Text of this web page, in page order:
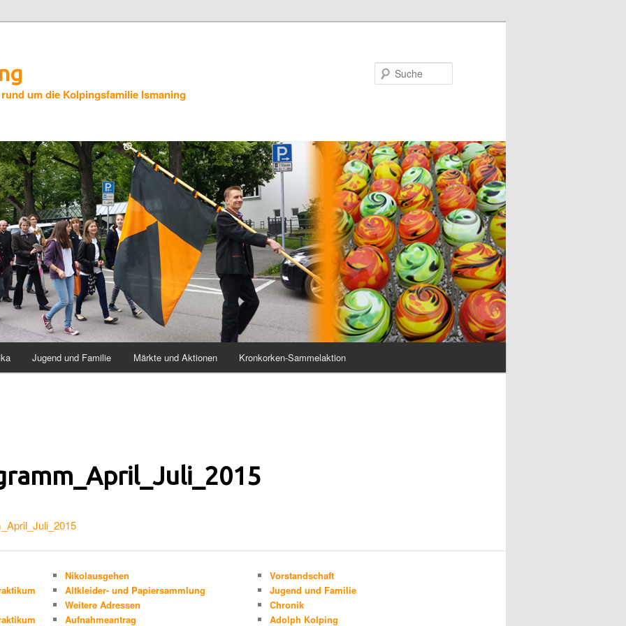
um die Kolpingsfamilie Ismaning
Jugend und Familie Märkte und Aktionen Kronkorken-Sammelaktion
Nikolausgehen
Altkleider- und Papiersammlung
Weitere Adressen
Aufnahmeantrag
Vorstandschaft
Jugend und Familie
Chronik
Adolph Kolping